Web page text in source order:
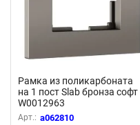
Рамка из поликарбоната
на 1 пост Slab бронза софт
W0012963
Арт.: a062810